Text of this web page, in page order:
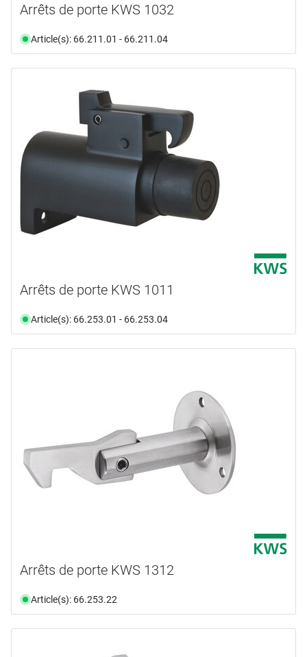
Arrêts de porte KWS 1032
Article(s): 66.211.01 - 66.211.04
Arrêts de porte KWS 1011
Article(s): 66.253.01 - 66.253.04
Arrêts de porte KWS 1312
Article(s): 66.253.22